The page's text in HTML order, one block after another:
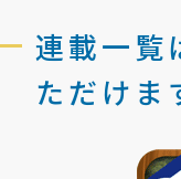
連載一覧
ただけま